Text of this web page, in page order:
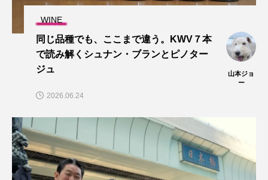
WINE
同じ品種でも、ここまで違う。KWV７本
で読み解くシュナン・ブランとピノター
ジュ
山本ジョ
ー
2026.06.24